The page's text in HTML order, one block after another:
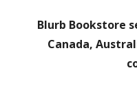
Blurb Bookstore
Canada,